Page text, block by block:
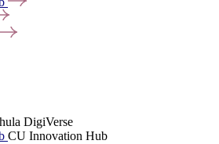
DigiVerse
CU Innovation Hub